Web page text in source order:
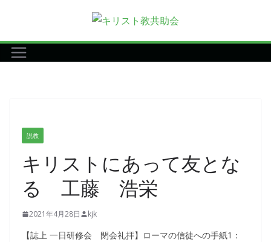
テ
ン
説教
キリストにあって友とな
る 工藤 浩栄
2021年4月28日 kjk
【誌上 一日研修会 閉会礼拝】ローマの信徒への手紙1：